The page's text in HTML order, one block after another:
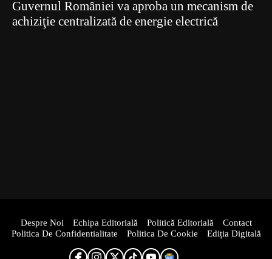
Guvernul României va aproba un mecanism de
achiziţie centralizată de energie electrică
Despre Noi Echipa Editorială Politică Editorială
Contact
Politica De Confidentialitate
Politica De Cookie Ediția Digitală